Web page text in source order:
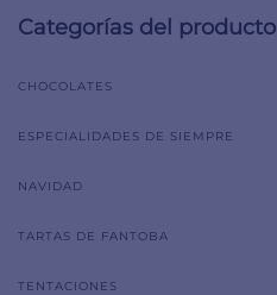
Categorías del producto
CHOCOLATES
ESPECIALIDADES DE SIEMPRE
NAVIDAD
TARTAS DE FANTOBA
TENTACIONES